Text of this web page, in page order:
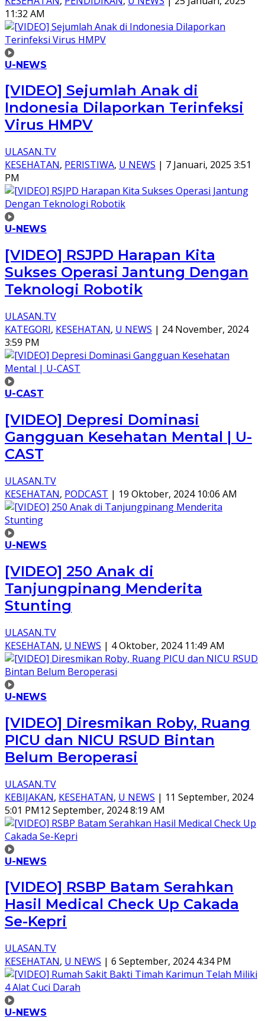
11:32 AM
U-NEWS
[VIDEO] Sejumlah Anak di
Indonesia Dilaporkan Terinfeksi
Virus HMPV
ULASAN.TV
KESEHATAN, PERISTIWA, U NEWS | 7 Januari, 2025 3:51
PM
U-NEWS
[VIDEO] RSJPD Harapan Kita
Sukses Operasi Jantung Dengan
Teknologi Robotik
ULASAN.TV
KATEGORI, KESEHATAN, U NEWS | 24 November, 2024
3:59 PM
U-CAST
[VIDEO] Depresi Dominasi
Gangguan Kesehatan Mental | U-
CAST
ULASAN.TV
KESEHATAN, PODCAST | 19 Oktober, 2024 10:06 AM
U-NEWS
[VIDEO] 250 Anak di
Tanjungpinang Menderita
Stunting
ULASAN.TV
KESEHATAN, U NEWS | 4 Oktober, 2024 11:49 AM
U-NEWS
[VIDEO] Diresmikan Roby, Ruang
PICU dan NICU RSUD Bintan
Belum Beroperasi
ULASAN.TV
KEBIJAKAN, KESEHATAN, U NEWS | 11 September, 2024
5:01 PM12 September, 2024 8:19 AM
U-NEWS
[VIDEO] RSBP Batam Serahkan
Hasil Medical Check Up Cakada
Se-Kepri
ULASAN.TV
KESEHATAN, U NEWS | 6 September, 2024 4:34 PM
U-NEWS